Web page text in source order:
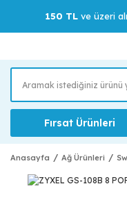
150 TLve üzeri
Fırsat Ürünleri
Anasayfa Ağ Ürünleri